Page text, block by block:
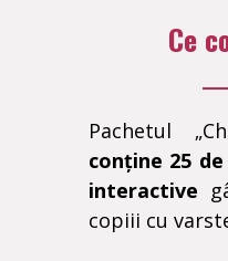
Ce
Pachetul
conține 25
interactive
copiii cu